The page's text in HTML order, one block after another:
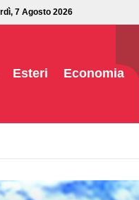
7 Agosto 2026
Esteri Economia